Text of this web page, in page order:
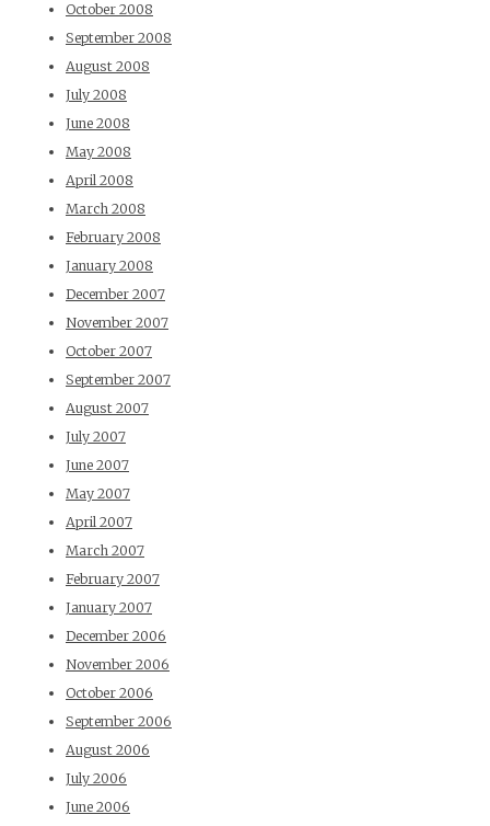
October 2008
September 2008
August 2008
July 2008
June 2008
May 2008
April 2008
March 2008
February 2008
January 2008
December 2007
November 2007
October 2007
September 2007
August 2007
July 2007
June 2007
May 2007
April 2007
March 2007
February 2007
January 2007
December 2006
November 2006
October 2006
September 2006
August 2006
July 2006
June 2006